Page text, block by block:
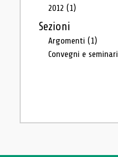
2012 (1)
Sezioni
Argomenti (1)
Convegni e seminari